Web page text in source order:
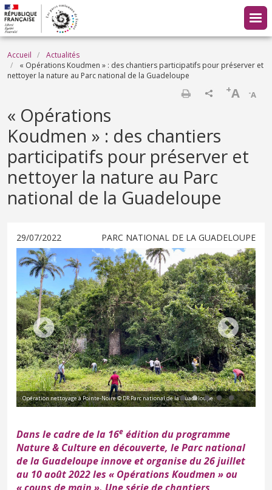
Aller au contenu principal
Fil d'Ariane
Accueil
Actualités
« Opérations Koudmen » : des chantiers participatifs pour préserver et
nettoyer la nature au Parc national de la Guadeloupe
-A
+A
« Opérations
Koudmen » : des chantiers
participatifs pour préserver et
nettoyer la nature au Parc
national de la Guadeloupe
29/07/2022 PARC NATIONAL DE LA GUADELOUPE
Opération nettoyage à Pointe-Noire © DR Parc national de la Guadeloupe
Dans le cadre de la 16e édition du programme
Nature & Culture en découverte, leParc national
de la Guadeloupeinnove et organise du 26 juillet
au 10 août 2022 les « Opérations Koudmen » ou